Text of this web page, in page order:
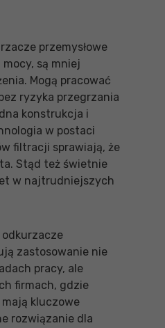
przemysłowe
mocy, są mniej
Mogą pracować
ryzyka przegrzania
konstrukcja i
w postaci
filtracji sprawiają, że
Stąd też świetnie
w najtrudniejszych
odkurzacze
zastosowanie nie
pracy, ale
firmach, gdzie
kluczowe
rozwiązanie dla